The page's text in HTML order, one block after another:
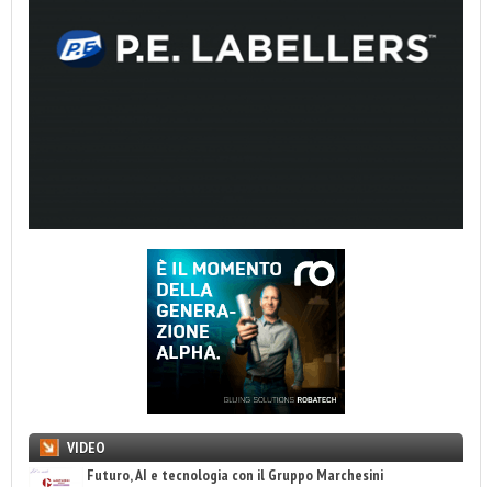
VIDEO
Futuro, AI e tecnologia con il Gruppo Marchesini